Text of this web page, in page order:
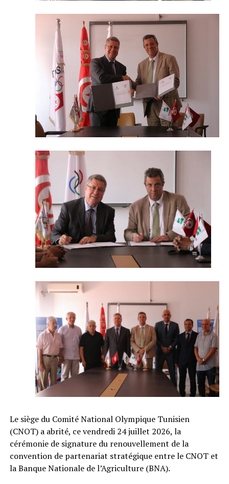
Le siège du Comité National Olympique Tunisien
(CNOT) a abrité, ce vendredi 24 juillet 2026, la
cérémonie de signature du renouvellement de la
convention de partenariat stratégique entre le CNOT et
la Banque Nationale de l’Agriculture (BNA).